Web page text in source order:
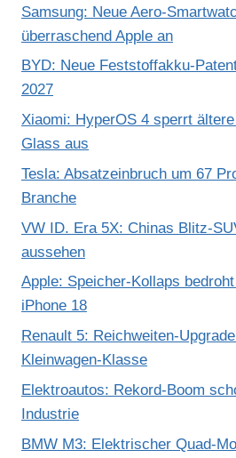
Samsung: Neue Aero-
überraschend Apple an
BYD: Neue Feststoffakku-
2027
Xiaomi: HyperOS 4 sperrt
Glass aus
Tesla: Absatzeinbruch um 67
Branche
VW ID. Era 5X: Chinas Blitz-
aussehen
Apple: Speicher-Kollaps
iPhone 18
Renault 5: Reichweiten-
Kleinwagen-Klasse
Elektroautos: Rekord-Boom
Industrie
BMW M3: Elektrischer Quad-